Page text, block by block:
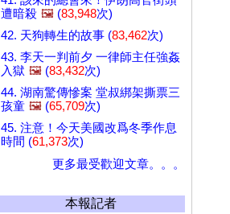
遭暗殺 🖼️ (83,948次)
42. 天狗轉生的故事 (83,462次)
43. 李天一判前夕 一律師主任強姦
入獄 🖼️ (83,432次)
44. 湖南驚傳慘案 堂叔綁架撕票三
孩童 🖼️ (65,709次)
45. 注意！今天美國改爲冬季作息
時間 (61,373次)
更多最受歡迎文章。。。
本報記者